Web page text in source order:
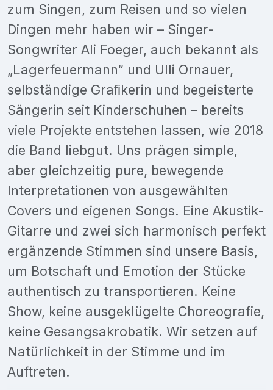
zum Singen, zum Reisen und so vielen
Dingen mehr haben wir – Singer-
Songwriter Ali Foeger, auch bekannt als
„Lagerfeuermann“ und Ulli Ornauer,
selbständige Graﬁkerin und begeisterte
Sängerin seit Kinderschuhen – bereits
viele Projekte entstehen lassen, wie 2018
die Band liebgut. Uns prägen simple,
aber gleichzeitig pure, bewegende
Interpretationen von ausgewählten
Covers und eigenen Songs. Eine Akustik-
Gitarre und zwei sich harmonisch perfekt
ergänzende Stimmen sind unsere Basis,
um Botschaft und Emotion der Stücke
authentisch zu transportieren. Keine
Show, keine ausgeklügelte Choreografie,
keine Gesangsakrobatik. Wir setzen auf
Natürlichkeit in der Stimme und im
Auftreten.